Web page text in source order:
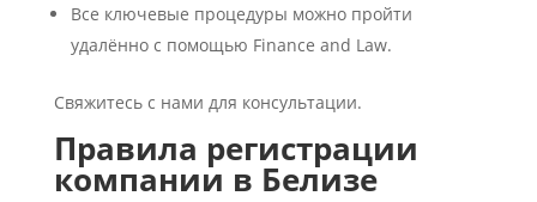
Все ключевые процедуры можно пройти
удалённо с помощью Finance and Law.
Свяжитесь с нами для консультации.
Правила регистрации
компании в Белизе